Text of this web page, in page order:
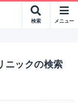
検索 メニュー
ニックの検索